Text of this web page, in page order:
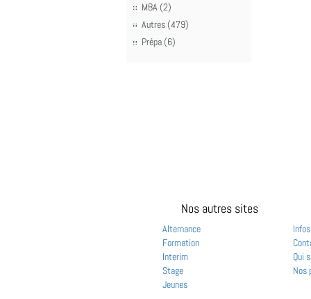
MBA (2)
Autres (479)
Prépa (6)
Nos autres sites
Alternance
Formation
Interim
Stage
Jeunes
Qui
Nos